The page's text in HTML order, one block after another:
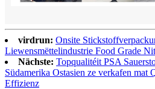
virdrun: Onsite
Liewensmëttelindustrie Food Grade
Nächste: Topqualitéit PSA
Südamerika Ostasien ze verkafen mat
Effizienz